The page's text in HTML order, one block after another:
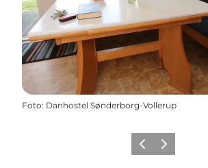
Foto: Danhostel Sønderborg-Vollerup
ZurückWeiter